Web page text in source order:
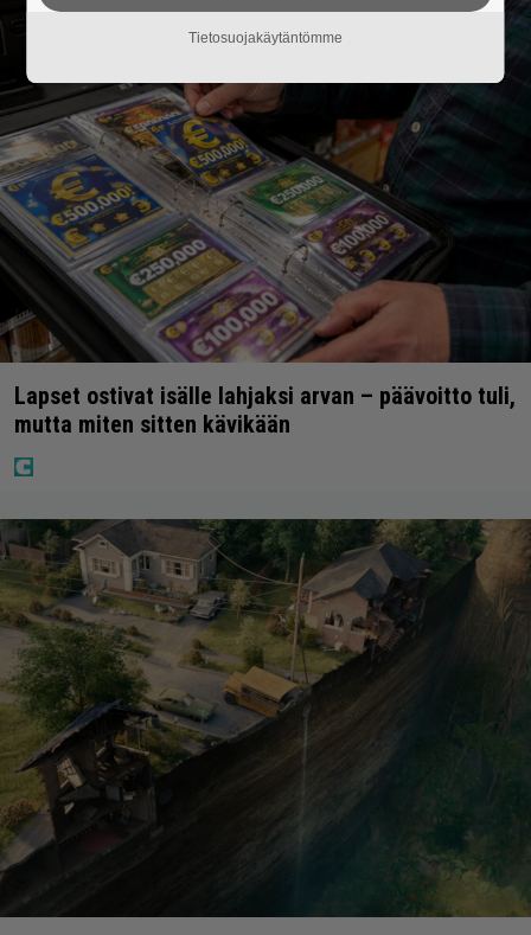
Lapset ostivat isälle lahjaksi arvan – päävoitto tuli,
mutta miten sitten kävikään
Tietosuojakäytäntömme